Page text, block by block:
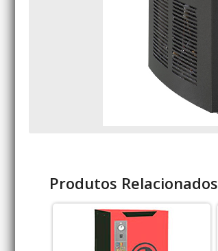
Produtos Relacionados